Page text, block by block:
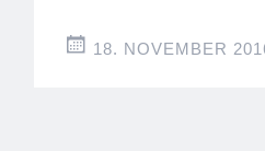
18. NOVEMBER